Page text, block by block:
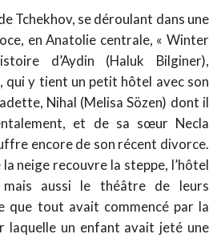
Tchekhov, se déroulant dans une
en Anatolie centrale, « Winter
d’Aydin (Haluk Bilginer),
qui y tient un petit hôtel avec son
Nihal (Melisa Sözen) dont il
et de sa sœur Necla
encore de son récent divorce.
neige recouvre la steppe, l’hôtel
aussi le théâtre de leurs
que tout avait commencé par la
laquelle un enfant avait jeté une